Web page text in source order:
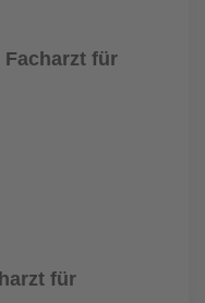
Facharzt für
für